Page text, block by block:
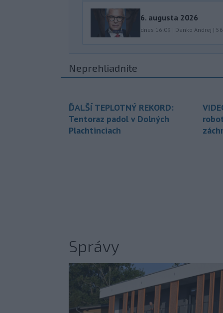
6. augusta 2026
dnes 16:09 | Danko Andrej |
Neprehliadnite
ĎALŠÍ TEPLOTNÝ REKORD:
Tentoraz padol v Dolných
Plachtinciach
Správy